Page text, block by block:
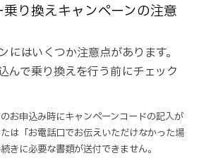
り換えキャンペーンの注意
にはいくつか注意点があります。
んで乗り換えを行う前にチェック
のお申込み時にキャンペーンコードの記入が
は「お電話口でお伝えいただけなかった場
きに必要な書類が送付できません。